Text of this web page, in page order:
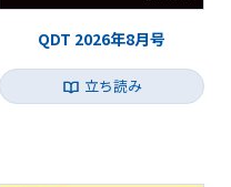
QDT 2026年8月号
立ち読み